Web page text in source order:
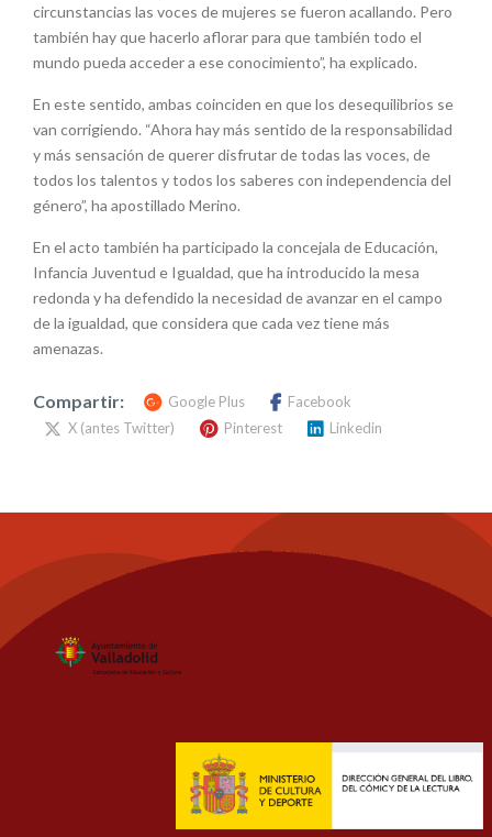
circunstancias las voces de mujeres se fueron acallando. Pero
también hay que hacerlo aflorar para que también todo el
mundo pueda acceder a ese conocimiento”, ha explicado.
En este sentido, ambas coinciden en que los desequilibrios se
van corrigiendo. “Ahora hay más sentido de la responsabilidad
y más sensación de querer disfrutar de todas las voces, de
todos los talentos y todos los saberes con independencia del
género”, ha apostillado Merino.
En el acto también ha participado la concejala de Educación,
Infancia Juventud e Igualdad, que ha introducido la mesa
redonda y ha defendido la necesidad de avanzar en el campo
de la igualdad, que considera que cada vez tiene más
amenazas.
Compartir: Google Plus
Facebook
X (antes Twitter)
Pinterest Linkedin